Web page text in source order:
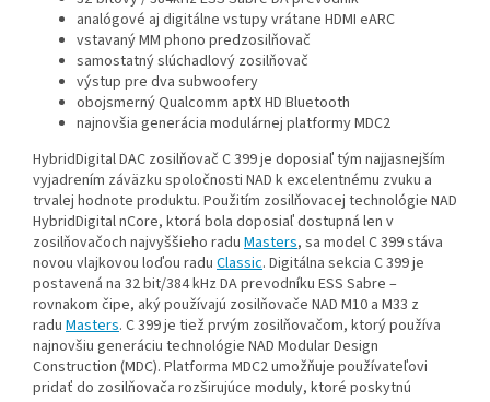
analógové aj digitálne vstupy vrátane HDMI eARC
vstavaný MM phono predzosilňovač
samostatný slúchadlový zosilňovač
výstup pre dva subwoofery
obojsmerný Qualcomm aptX HD Bluetooth
najnovšia generácia modulárnej platformy MDC2
HybridDigital DAC zosilňovač C 399 je doposiaľ tým najjasnejším
vyjadrením záväzku spoločnosti NAD k excelentnému zvuku a
trvalej hodnote produktu. Použitím zosilňovacej technológie NAD
HybridDigital nCore, ktorá bola doposiaľ dostupná len v
zosilňovačoch najvyššieho radu Masters, sa model C 399 stáva
novou vlajkovou loďou radu Classic. Digitálna sekcia C 399 je
postavená na 32 bit/384 kHz DA prevodníku ESS Sabre –
rovnakom čipe, aký používajú zosilňovače NAD M10 a M33 z
radu Masters. C 399 je tiež prvým zosilňovačom, ktorý používa
najnovšiu generáciu technológie NAD Modular Design
Construction (MDC). Platforma MDC2 umožňuje používateľovi
pridať do zosilňovača rozširujúce moduly, ktoré poskytnú